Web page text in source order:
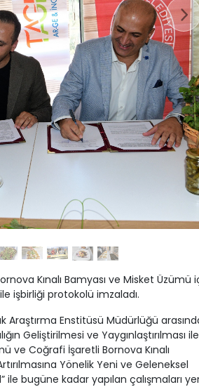
Kınalı Bamyası ve Misket Üzümü
işbirliği protokolü imzaladı.
Araştırma Enstitüsü Müdürlüğü
Geliştirilmesi ve Yaygınlaştırılması ile
ve Coğrafi İşaretli Bornova Kınalı
Yönelik Yeni ve Geleneksel
ile bugüne kadar yapılan çalışmaları